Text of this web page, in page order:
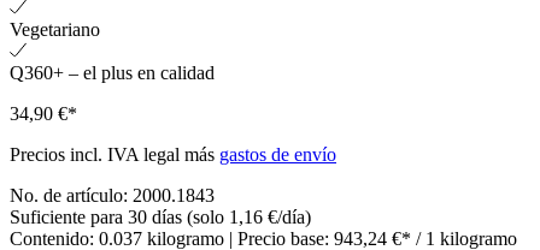
Vegetariano
Q360+ – el plus en calidad
34,90 €*
Precios incl. IVA legal más gastos de envío
No. de artículo: 2000.1843
Suficiente para 30 días (solo 1,16 €/día)
Contenido: 0.037 kilogramo | Precio base: 943,24 €* / 1 kilogramo